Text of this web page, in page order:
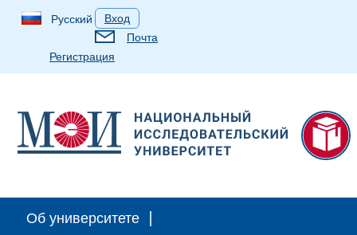
Русский
Вход
Почта
Регистрация
Студентам
Об университете